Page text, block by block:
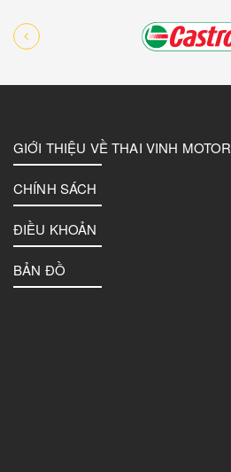
GIỚI THIỆU VỀ THAI VINH MOTOR
CHÍNH SÁCH
ĐIỀU KHOẢN
BẢN ĐỒ